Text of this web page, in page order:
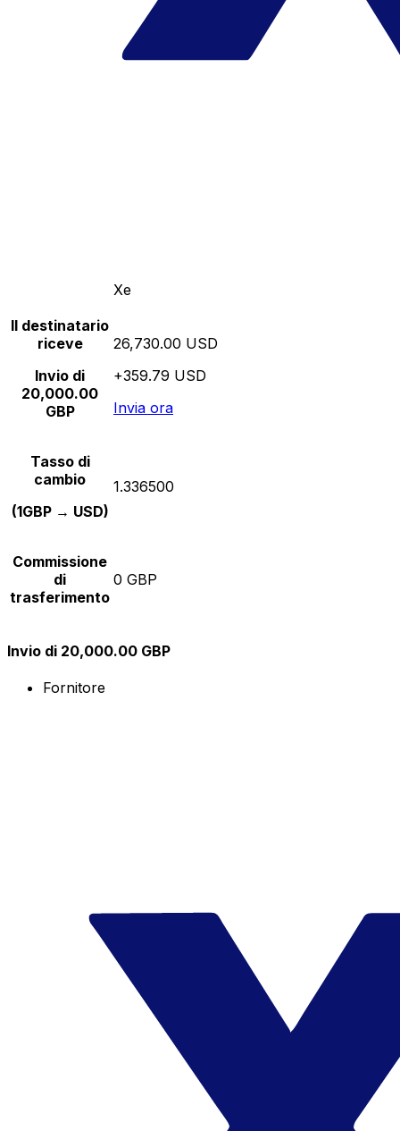
Xe
Il destinatario
riceve
Invio di
20,000.00
GBP
26,730.00 USD
+359.79 USD
Invia ora
Tasso di
cambio
(1GBP → USD)
1.336500
Commissione
di
trasferimento
0 GBP
Invio di 20,000.00 GBP
Fornitore